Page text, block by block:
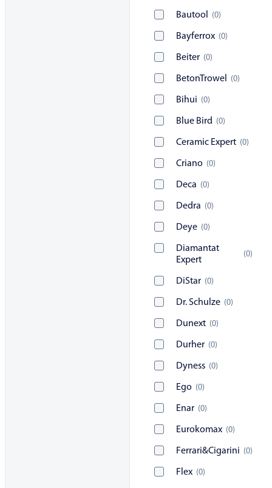
Bautool (0)
Bayferrox (0)
Beiter (0)
BetonTrowel (0)
Bihui (0)
Blue Bird (0)
Ceramic Expert (0)
Criano (0)
Deca (0)
Dedra (0)
Deye (0)
Diamantat
Expert
(0)
DiStar (0)
Dr. Schulze (0)
Dunext (0)
Durher (0)
Dyness (0)
Ego (0)
Enar (0)
Eurokomax (0)
Ferrari&Cigarini (0)
Flex (0)